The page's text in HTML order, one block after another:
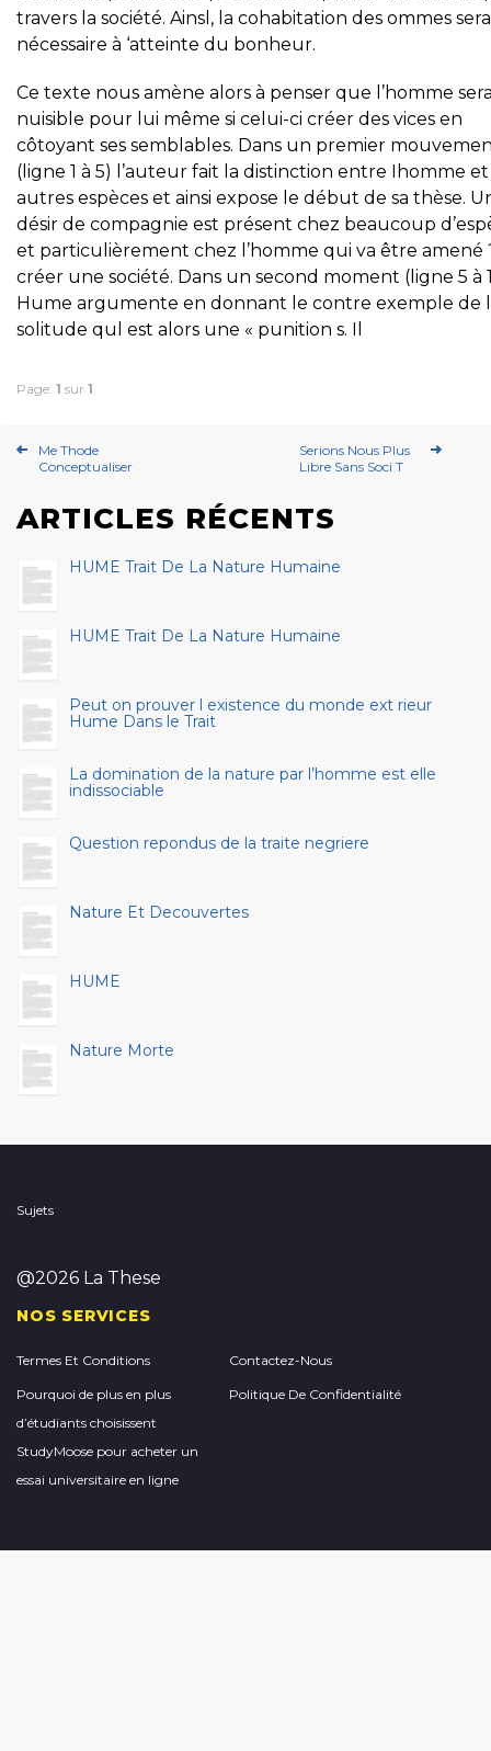
travers la société. Ainsl, la cohabitation des ommes
nécessaire à ‘atteinte du bonheur.
Ce texte nous amène alors à penser que l’homme
nuisible pour lui même si celui-ci créer des vices en
côtoyant ses semblables. Dans un premier
(ligne 1 à 5) l’auteur fait la distinction entre Ihomme et
autres espèces et ainsi expose le début de sa thèse.
désir de compagnie est présent chez beaucoup
et particulièrement chez l’homme qui va être amené
créer une société. Dans un second moment (ligne 5 à 1
Hume argumente en donnant le contre exemple de
solitude qul est alors une « punition s. Il
Page: 1 sur 1
Me Thode
Conceptualiser
Serions Nous Plus
Libre Sans Soci T
ARTICLES RÉCENTS
HUME Trait De La Nature Humaine
HUME Trait De La Nature Humaine
Peut on prouver l existence du monde ext rieur
Hume Dans le Trait
La domination de la nature par l’homme est elle
indissociable
Question repondus de la traite negriere
Nature Et Decouvertes
HUME
Nature Morte
Sujets
@2026 La These
NOS SERVICES
Termes Et Conditions Contactez-Nous
Pourquoi de plus en plus
d’étudiants choisissent
StudyMoose pour acheter un
essai universitaire en ligne
Politique De Confidentialité